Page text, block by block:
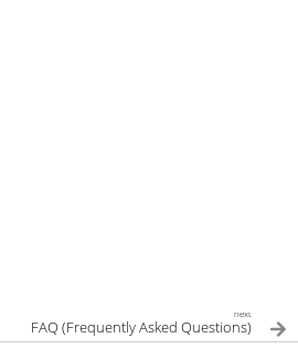
next
FAQ (Frequently Asked Questions)